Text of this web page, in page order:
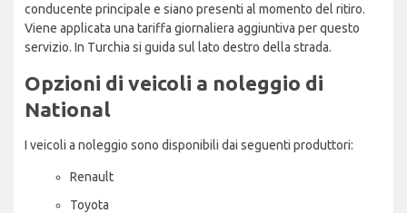
conducente principale e siano presenti al momento del ritiro.
Viene applicata una tariffa giornaliera aggiuntiva per questo
servizio. In Turchia si guida sul lato destro della strada.
Opzioni di veicoli a noleggio di
National
I veicoli a noleggio sono disponibili dai seguenti produttori:
Renault
Toyota